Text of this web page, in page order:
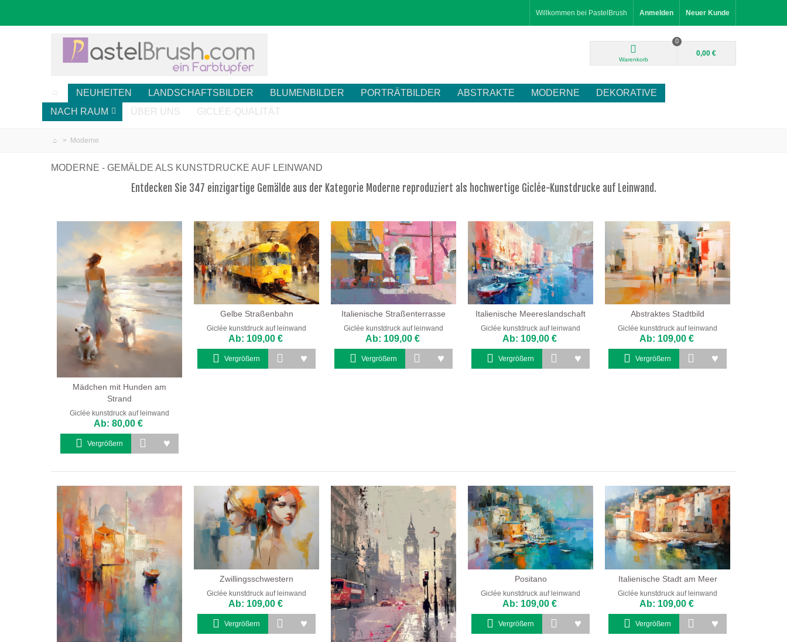
Willkommen bei PastelBrush Anmelden Neuer Kunde
Warenkorb
0
0,00 €
NEUHEITEN LANDSCHAFTSBILDER BLUMENBILDER PORTRÄTBILDER ABSTRAKTE MODERNE
DEKORATIVE
NACH RAUM
ÜBER UNS GICLÉE-QUALITÄT
> Moderne
MODERNE - GEMÄLDE ALS KUNSTDRUCKE AUF LEINWAND
Entdecken Sie 347 einzigartige Gemälde aus der Kategorie Moderne reproduziert als hochwertige Giclée-Kunstdrucke auf Leinwand.
Mädchen mit Hunden am
Strand
Giclée kunstdruck auf leinwand
Ab: 80,00 €
Vergrößern
Gelbe Straßenbahn
Giclée kunstdruck auf leinwand
Ab: 109,00 €
Vergrößern
Italienische Straßenterrasse
Giclée kunstdruck auf leinwand
Ab: 109,00 €
Vergrößern
Italienische Meereslandschaft
Giclée kunstdruck auf leinwand
Ab: 109,00 €
Vergrößern
Abstraktes Stadtbild
Giclée kunstdruck auf leinwand
Ab: 109,00 €
Vergrößern
Zwillingsschwestern
Giclée kunstdruck auf leinwand
Ab: 109,00 €
Vergrößern
Positano
Giclée kunstdruck auf leinwand
Ab: 109,00 €
Vergrößern
Italienische Stadt am Meer
Giclée kunstdruck auf leinwand
Ab: 109,00 €
Vergrößern